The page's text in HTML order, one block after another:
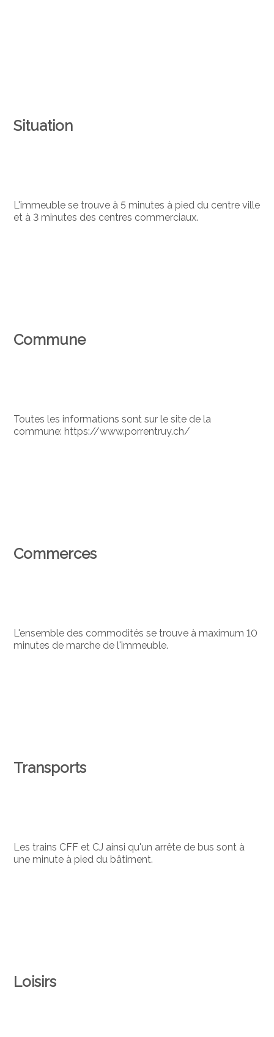
Situation
L'immeuble se trouve à 5 minutes à pied du centre ville
et à 3 minutes des centres commerciaux.
Commune
Toutes les informations sont sur le site de la
commune: https://www.porrentruy.ch/
Commerces
L'ensemble des commodités se trouve à maximum 10
minutes de marche de l'immeuble.
Transports
Les trains CFF et CJ ainsi qu'un arrête de bus sont à
une minute à pied du bâtiment.
Loisirs